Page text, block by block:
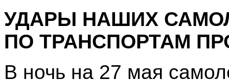
УДАРЫ НАШИХ
ПО ТРАНСПОРТАМ
В ночь на 27 мая